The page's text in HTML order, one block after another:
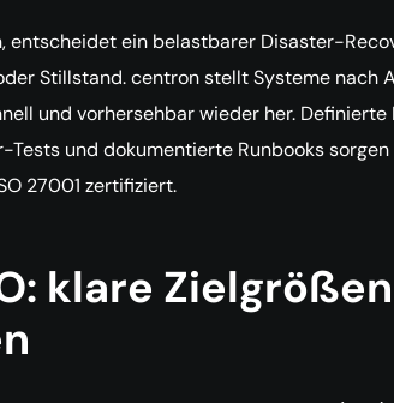
entscheidet ein belastbarer Disaster-
Stillstand. centron stellt Systeme nach
und vorhersehbar wieder her. Definierte
Tests und dokumentierte Runbooks
27001 zertifiziert.
klare